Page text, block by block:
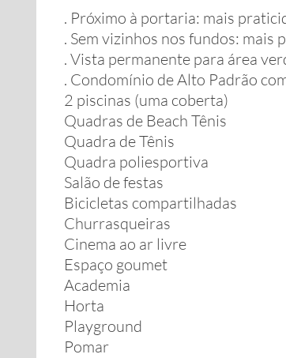
. Próximo à portaria: mais
. Sem vizinhos nos fundos: mais
. Vista permanente para área
. Condomínio de Alto Padrão
2 piscinas (uma coberta)
Quadras de Beach Tênis
Quadra de Tênis
Quadra poliesportiva
Salão de festas
Bicicletas compartilhadas
Churrasqueiras
Cinema ao ar livre
Espaço goumet
Academia
Horta
Playground
Pomar